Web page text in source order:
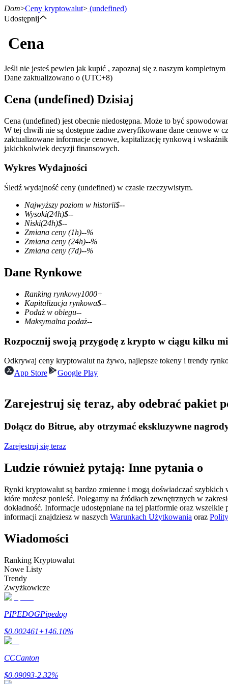
Kontrakty terminowe
Kontrakty terminowe na USDT
Kontrakty futures wykorzystujące USDT jako zabezpieczenie
Kontrakty terminowe COIN-M
Kontrakty terminowe na kryptowaluty
TradFi
Instrumenty pochodne na akcje, forex, metale szlachetne i
Kontrakty terminowe na USDC
Kontrakty futures wykorzystujące USDC jako zabezpieczenie
Kopiowanie Transakcji
Dołącz do najlepszych traderów
Dom>Ceny kryptowalut> (undefined)
Udostępnij
Cena
Jeśli nie jesteś pewien jak kupić , zapoznaj się z naszym kompletnym
Dane zaktualizowano o (UTC+8)
Cena (undefined) Dzisiaj
Cena (undefined) jest obecnie niedostępna. Może to być
W tej chwili nie są dostępne żadne zweryfikowane dane cenowe w
zaktualizowane informacje cenowe, kapitalizację rynkową i
jakichkolwiek decyzji finansowych.
Wykres Wydajności
Śledź wydajność ceny (undefined) w czasie rzeczywistym.
Najwyższy poziom w historii$--
Wysoki(24h)$--
Niski(24h)$--
Zmiana ceny (1h)--%
Zmiana ceny (24h)--%
Zmiana ceny (7d)--%
Dane Rynkowe
Ranking rynkowy1000+
Kapitalizacja rynkowa$--
Podaż w obiegu--
Maksymalna podaż--
Rozpocznij swoją przygodę z krypto w ciągu kilku
Odkrywaj ceny kryptowalut na żywo, najlepsze tokeny i trendy
App Store
Google Play
Zarejestruj się teraz, aby odebrać pakiet
Dołącz do Bitrue, aby otrzymać ekskluzywne
Zarejestruj się teraz
Ludzie również pytają: Inne pytania o
Rynki kryptowalut są bardzo zmienne i mogą doświadczać
które możesz ponieść. Polegamy na źródłach zewnętrznych w
dokładność. Informacje udostępniane na tej platformie oraz
informacji znajdziesz w naszych Warunkach Użytkowania oraz
Wiadomości
Ranking Kryptowalut
Nowe Listy
Trendy
Zwyżkowicze
PIPEDOGPipedog
$0.002461+146.10%
CCCanton
$0.09093-2.32%